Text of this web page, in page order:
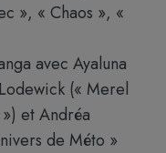
», « Chaos », «
avec Ayaluna
(« Merel
et Andréa
de Méto »